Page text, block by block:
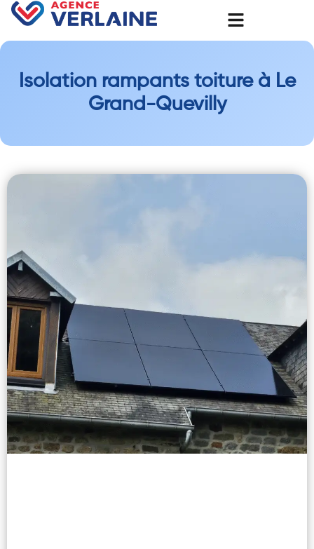
Isolation rampants toiture à Le
Grand-Quevilly